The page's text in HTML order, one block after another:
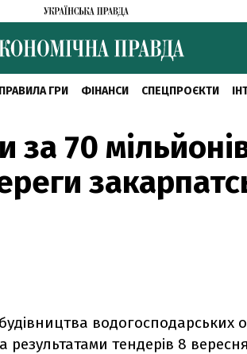
ПРАВИЛА ГРИ ФІНАНСИ СПЕЦПРОЄКТИ
70
водогосподарських
результатами тендерів 8